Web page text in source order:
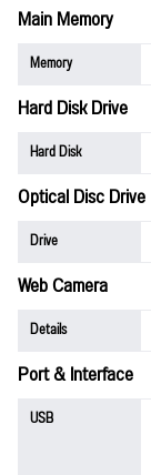
Main Memory
Memory
Hard Disk Drive
Hard Disk
Optical Disc Drive
Drive
Web Camera
Details
Port & Interface
USB